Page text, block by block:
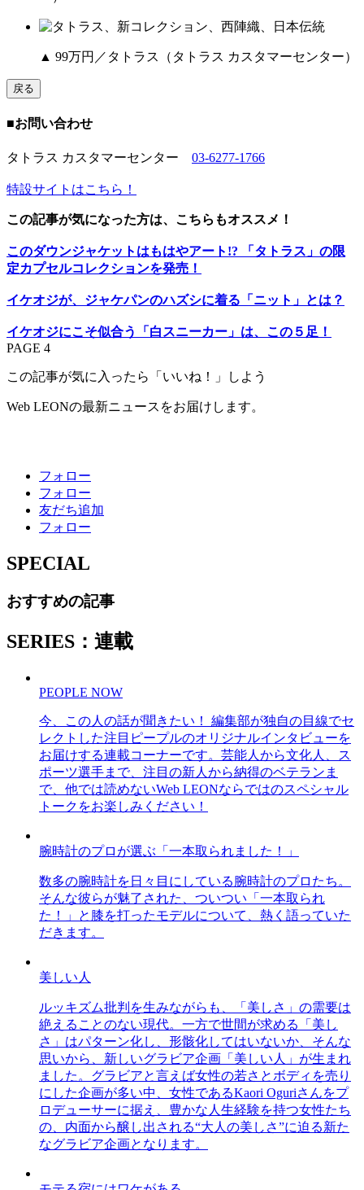
▲ 99万円／タトラス（タトラス カスタマーセンター）
戻る
■お問い合わせ
タトラス カスタマーセンター 03-6277-1766
特設サイトはこちら！
この記事が気になった方は、こちらもオススメ！
このダウンジャケットはもはやアート!? 「タトラス」の限
定カプセルコレクションを発売！
イケオジが、ジャケパンのハズシに着る「ニット」とは？
イケオジにこそ似合う「白スニーカー」は、この５足！
PAGE 4
この記事が気に入ったら「いいね！」しよう
Web LEONの最新ニュースをお届けします。
フォロー
フォロー
友だち追加
フォロー
SPECIAL
おすすめの記事
SERIES：連載
PEOPLE NOW
今、この人の話が聞きたい！ 編集部が独自の目線でセ
レクトした注目ピープルのオリジナルインタビューを
お届けする連載コーナーです。芸能人から文化人、ス
ポーツ選手まで、注目の新人から納得のベテランま
で、他では読めないWeb LEONならではのスペシャル
トークをお楽しみください！
腕時計のプロが選ぶ「一本取られました！」
数多の腕時計を日々目にしている腕時計のプロたち。
そんな彼らが魅了された、ついつい「一本取られ
た！」と膝を打ったモデルについて、熱く語っていた
だきます。
美しい人
ルッキズム批判を生みながらも、「美しさ」の需要は
絶えることのない現代。一方で世間が求める「美し
さ」はパターン化し、形骸化してはいないか、そんな
思いから、新しいグラビア企画「美しい人」が生まれ
ました。グラビアと言えば女性の若さとボディを売り
にした企画が多い中、女性であるKaori Oguriさんをプ
ロデューサーに据え、豊かな人生経験を持つ女性たち
の、内面から醸し出される“大人の美しさ”に迫る新た
なグラビア企画となります。